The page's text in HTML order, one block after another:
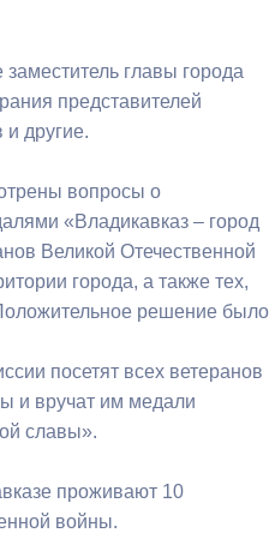
главы города
представителей
другие.
вопросы о
«Владикавказ – город
Великой Отечественной
города, а также тех,
решение было
посетят всех ветеранов
и вручат им медали
славы».
проживают 10
войны.